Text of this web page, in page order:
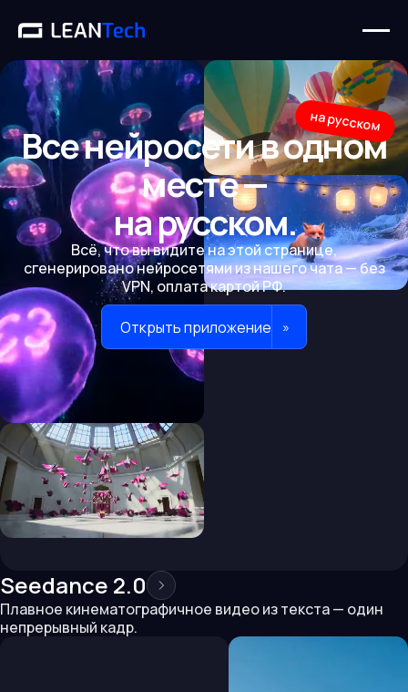
Все нейросети в одном
месте —
на русском.
на русском
Всё, что вы видите на этой странице,
сгенерировано нейросетями из нашего чата — без
VPN, оплата картой РФ.
Открыть приложение »
Seedance 2.0
Плавное кинематографичное видео из текста — один
непрерывный кадр.